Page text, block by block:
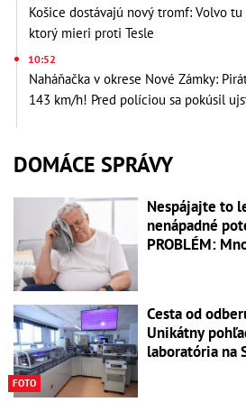
Košice dostávajú nový tromf: Volvo
ktorý mieri proti Tesle
10:52
Naháňačka v okrese Nové Zámky:
143 km/h! Pred políciou sa pokúsil
DOMÁCE SPRÁVY
Nespájajte to
nenápadné
PROBLÉM:
FOTO
Cesta od
Unikátny
laboratória na